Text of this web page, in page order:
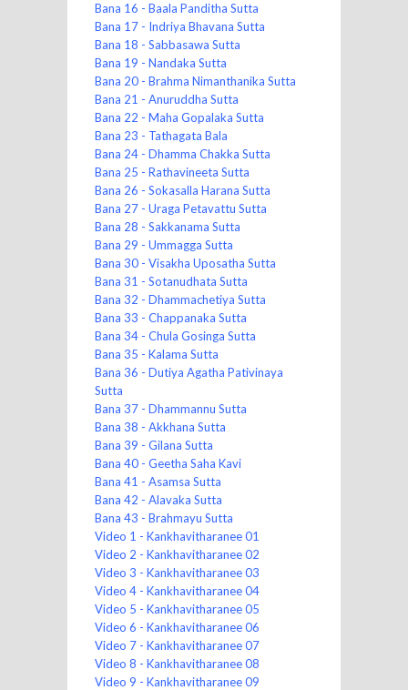
Bana 16 - Baala Panditha Sutta
Bana 17 - Indriya Bhavana Sutta
Bana 18 - Sabbasawa Sutta
Bana 19 - Nandaka Sutta
Bana 20 - Brahma Nimanthanika Sutta
Bana 21 - Anuruddha Sutta
Bana 22 - Maha Gopalaka Sutta
Bana 23 - Tathagata Bala
Bana 24 - Dhamma Chakka Sutta
Bana 25 - Rathavineeta Sutta
Bana 26 - Sokasalla Harana Sutta
Bana 27 - Uraga Petavattu Sutta
Bana 28 - Sakkanama Sutta
Bana 29 - Ummagga Sutta
Bana 30 - Visakha Uposatha Sutta
Bana 31 - Sotanudhata Sutta
Bana 32 - Dhammachetiya Sutta
Bana 33 - Chappanaka Sutta
Bana 34 - Chula Gosinga Sutta
Bana 35 - Kalama Sutta
Bana 36 - Dutiya Agatha Pativinaya
Sutta
Bana 37 - Dhammannu Sutta
Bana 38 - Akkhana Sutta
Bana 39 - Gilana Sutta
Bana 40 - Geetha Saha Kavi
Bana 41 - Asamsa Sutta
Bana 42 - Alavaka Sutta
Bana 43 - Brahmayu Sutta
Video 1 - Kankhavitharanee 01
Video 2 - Kankhavitharanee 02
Video 3 - Kankhavitharanee 03
Video 4 - Kankhavitharanee 04
Video 5 - Kankhavitharanee 05
Video 6 - Kankhavitharanee 06
Video 7 - Kankhavitharanee 07
Video 8 - Kankhavitharanee 08
Video 9 - Kankhavitharanee 09